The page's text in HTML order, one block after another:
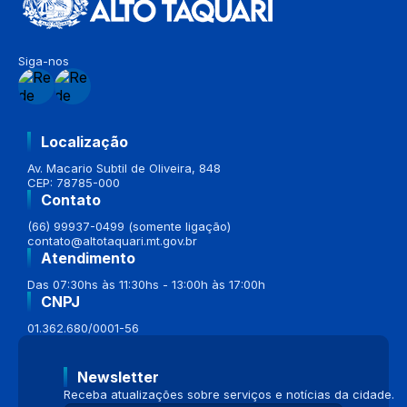
Siga-nos
Localização
Av. Macario Subtil de Oliveira, 848
CEP: 78785-000
Contato
(66) 99937-0499 (somente ligação)
contato@altotaquari.mt.gov.br
Atendimento
Das 07:30hs às 11:30hs - 13:00h às 17:00h
CNPJ
01.362.680/0001-56
Newsletter
Receba atualizações sobre serviços e notícias da cidade.